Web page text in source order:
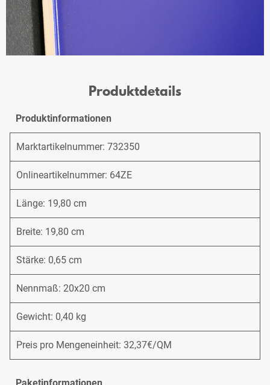
Produktdetails
Produktinformationen
Marktartikelnummer: 732350
Onlineartikelnummer: 64ZE
Länge: 19,80 cm
Breite: 19,80 cm
Stärke: 0,65 cm
Nennmaß: 20x20 cm
Gewicht: 0,40 kg
Preis pro Mengeneinheit: 32,37€/QM
Paketinformationen